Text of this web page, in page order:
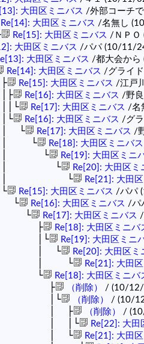
大田区ミニバス /外部コーチ
Re[14]: 大田区ミニバス /名無し
Re[15]: 大田区ミニバス /ＮＰＯ
大田区ミニバス /パパ (10/11/
大田区ミニバス /都大会から
Re[14]: 大田区ミニバス /グライ
Re[15]: 大田区ミニバス /江戸
Re[16]: 大田区ミニバス /野
Re[17]: 大田区ミニバス /名
Re[16]: 大田区ミニバス /グ
Re[17]: 大田区ミニバス /
Re[18]: 大田区ミニバス
Re[19]: 大田区ミニ
Re[20]: 大田区ミ
Re[21]: 大田
Re[15]: 大田区ミニバス /パパ
Re[16]: 大田区ミニバス /パ
Re[17]: 大田区ミニバス
Re[18]: 大田区ミニバ
Re[19]: 大田区ミニ
Re[20]: 大田区ミ
Re[21]: 大田
Re[18]: 大田区ミニバ
（削除） / (10/12/
（削除） / (10/
（削除） /
Re[22]: 大田
Re[21]: 大田